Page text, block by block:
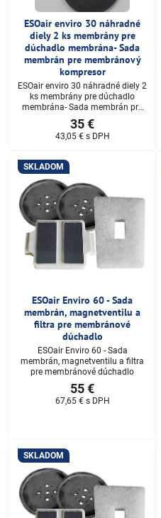
ESOair enviro 30 náhradné
diely 2 ks membrány pre
dúchadlo membrána- Sada
membrán pre membránový
kompresor
ESOair enviro 30 náhradné diely 2
ks membrány pre dúchadlo
membrána- Sada membrán pre
membránový kompresor
35 €
43,05 € s DPH
SKLADOM
ESOair Enviro 60 - Sada
membrán, magnetventilu a
filtra pre membránové
dúchadlo
ESOair Enviro 60 - Sada
membrán, magnetventilu a filtra
pre membránové dúchadlo
55 €
67,65 € s DPH
SKLADOM